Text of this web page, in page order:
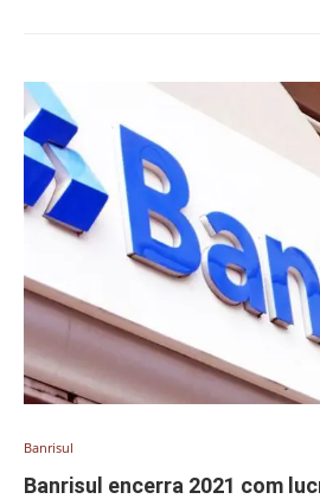
Banrisul
Banrisul encerra 2021 com